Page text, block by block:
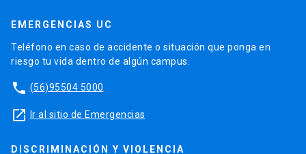
EMERGENCIAS UC
Teléfono en caso de accidente o situación que ponga en
riesgo tu vida dentro de algún campus.
phone (56)95504 5000
launch Ir al sitio de Emergencias
DISCRIMINACIÓN Y VIOLENCIA